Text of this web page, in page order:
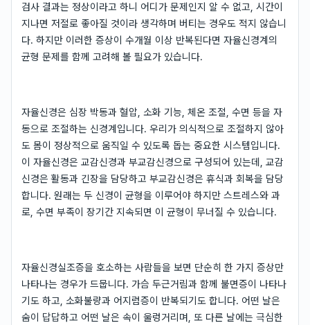
검사 결과는 정상이라고 하니 어디가 문제인지 알 수 없고, 시간이
지나면 저절로 좋아질 것이라 생각하며 버티는 경우도 적지 않습니
다. 하지만 이러한 증상이 수개월 이상 반복된다면 자율신경계의
균형 문제를 함께 고려해 볼 필요가 있습니다.
자율신경은 심장 박동과 혈압, 소화 기능, 체온 조절, 수면 등을 자
동으로 조절하는 신경계입니다. 우리가 의식적으로 조절하지 않아
도 몸이 정상적으로 움직일 수 있도록 돕는 중요한 시스템입니다.
이 자율신경은 교감신경과 부교감신경으로 구성되어 있는데, 교감
신경은 활동과 긴장을 담당하고 부교감신경은 휴식과 회복을 담당
합니다. 원래는 두 신경이 균형을 이루어야 하지만 스트레스와 과
로, 수면 부족이 장기간 지속되면 이 균형이 무너질 수 있습니다.
자율신경실조증을 호소하는 사람들을 보면 단순히 한 가지 증상만
나타나는 경우가 드뭅니다. 가슴 두근거림과 함께 불면증이 나타나
기도 하고, 소화불량과 어지럼증이 반복되기도 합니다. 어떤 날은
숨이 답답하고 어떤 날은 속이 울렁거리며, 또 다른 날에는 극심한